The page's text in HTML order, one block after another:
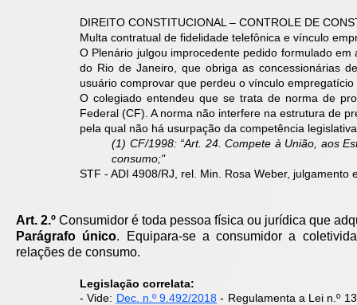
DIREITO CONSTITUCIONAL – CONTROLE DE
Multa contratual de fidelidade telefônica e vínculo
O Plenário julgou improcedente pedido formulado
do Rio de Janeiro, que obriga as concessionárias
usuário comprovar que perdeu o vínculo
O colegiado entendeu que se trata de norma de
Federal (CF). A norma não interfere na estrutura de
pela qual não há usurpação da competência
(1) CF/1998: “Art. 24. Compete à União, aos
consumo;"
STF - ADI 4908/RJ, rel. Min. Rosa Weber, julgamento
Art. 2.º Consumidor é toda pessoa física ou jurídica que
Parágrafo único. Equipara-se a consumidor a
relações de consumo.
Legislação correlata:
- Vide: Dec. n.º 9.492/2018 - Regulamenta a Lei n.º